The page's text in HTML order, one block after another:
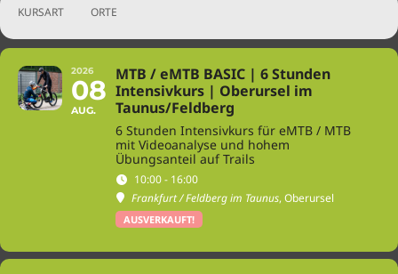
KURSART ORTE
2026
08
AUG.
MTB / eMTB BASIC | 6 Stunden
Intensivkurs | Oberursel im
Taunus/Feldberg
6 Stunden Intensivkurs für eMTB / MTB
mit Videoanalyse und hohem
Übungsanteil auf Trails
10:00 - 16:00
Frankfurt / Feldberg im Taunus, Oberursel
AUSVERKAUFT!